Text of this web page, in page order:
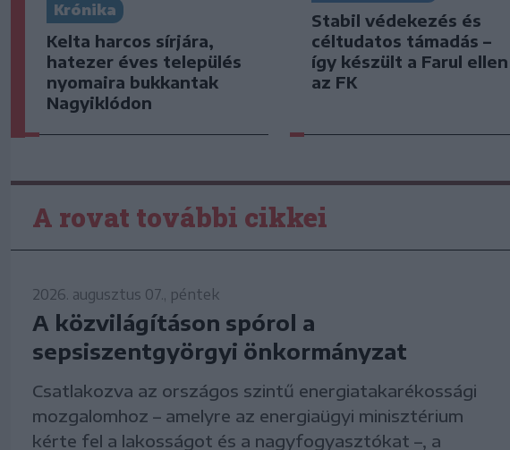
Krónika
Kelta harcos sírjára,
hatezer éves település
nyomaira bukkantak
Nagyiklódon
Stabil védekezés és
céltudatos támadás –
így készült a Farul ellen
az FK
A rovat további cikkei
2026. augusztus 07., péntek
A közvilágításon spórol a
sepsiszentgyörgyi önkormányzat
Csatlakozva az országos szintű energiatakarékossági
mozgalomhoz – amelyre az energiaügyi minisztérium
kérte fel a lakosságot és a nagyfogyasztókat –, a